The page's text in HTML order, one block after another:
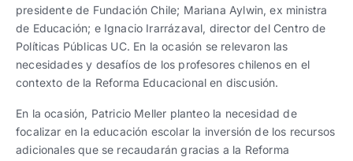
presidente de Fundación Chile; Mariana Aylwin, ex ministra
de Educación; e Ignacio Irarrázaval, director del Centro de
Políticas Públicas UC. En la ocasión se relevaron las
necesidades y desafíos de los profesores chilenos en el
contexto de la Reforma Educacional en discusión.
En la ocasión, Patricio Meller planteo la necesidad de
focalizar en la educación escolar la inversión de los recursos
adicionales que se recaudarán gracias a la Reforma